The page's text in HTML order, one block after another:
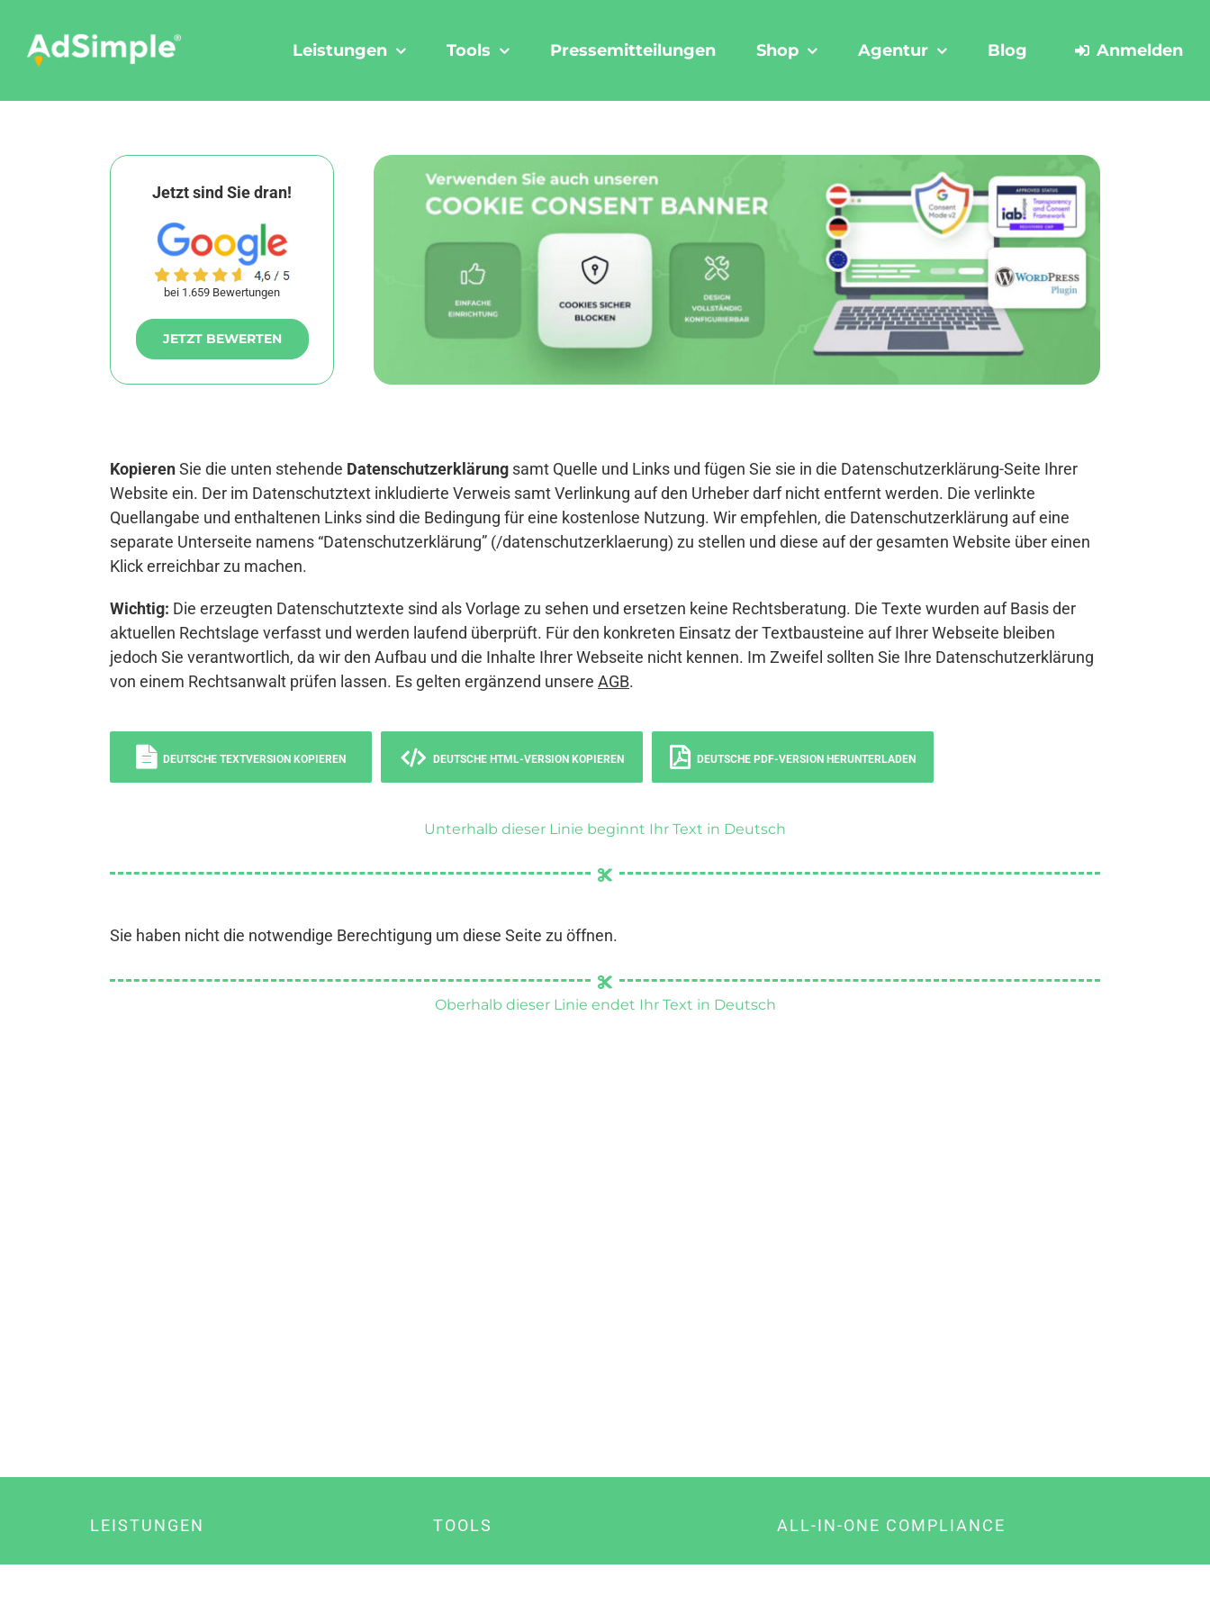
content
Leistungen Tools Pressemitteilungen Shop Agentur Blog Anmelden
Jetzt sind Sie dran!
bei 1.659 Bewertungen
JETZT BEWERTEN
KopierenSie die unten stehende Datenschutzerklärung samt Quelle und Links und fügen Sie sie in die Datenschutzerklärung-Seite Ihrer
Website ein. Der im Datenschutztext inkludierte Verweis samt Verlinkung auf den Urheber darf nicht entfernt werden. Die verlinkte
Quellangabe und enthaltenen Links sind die Bedingung für eine kostenlose Nutzung. Wir empfehlen, die Datenschutzerklärung auf eine
separate Unterseite namens “Datenschutzerklärung” (/datenschutzerklaerung) zu stellen und diese auf der gesamten Website über einen
Klick erreichbar zu machen.
Wichtig: Die erzeugten Datenschutztexte sind als Vorlage zu sehen und ersetzen keine Rechtsberatung. Die Texte wurden auf Basis der
aktuellen Rechtslage verfasst und werden laufend überprüft. Für den konkreten Einsatz der Textbausteine auf Ihrer Webseite bleiben
jedoch Sie verantwortlich, da wir den Aufbau und die Inhalte Ihrer Webseite nicht kennen. Im Zweifel sollten Sie Ihre Datenschutzerklärung
von einem Rechtsanwalt prüfen lassen. Es gelten ergänzend unsere AGB.
DEUTSCHE TEXTVERSION KOPIEREN DEUTSCHE HTML-VERSION KOPIEREN DEUTSCHE PDF-VERSION HERUNTERLADEN
Unterhalb dieser Linie beginnt Ihr Text in Deutsch
Sie haben nicht die notwendige Berechtigung um diese Seite zu öffnen.
Oberhalb dieser Linie endet Ihr Text in Deutsch
LEISTUNGEN TOOLS ALL-IN-ONE COMPLIANCE